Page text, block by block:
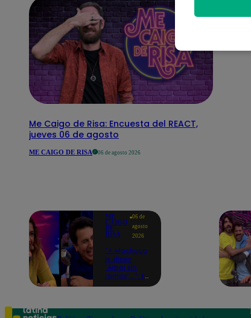
Me Caigo de Risa: Encuesta del REACT,
jueves 06 de agosto
ME CAIGO DE RISA 06 de agosto 2026
ME
CAIGO
DE
RISA
06 de
agosto
2026
"A Machuca
le dicen
'Árbol sin
ramas'...": El
hizo